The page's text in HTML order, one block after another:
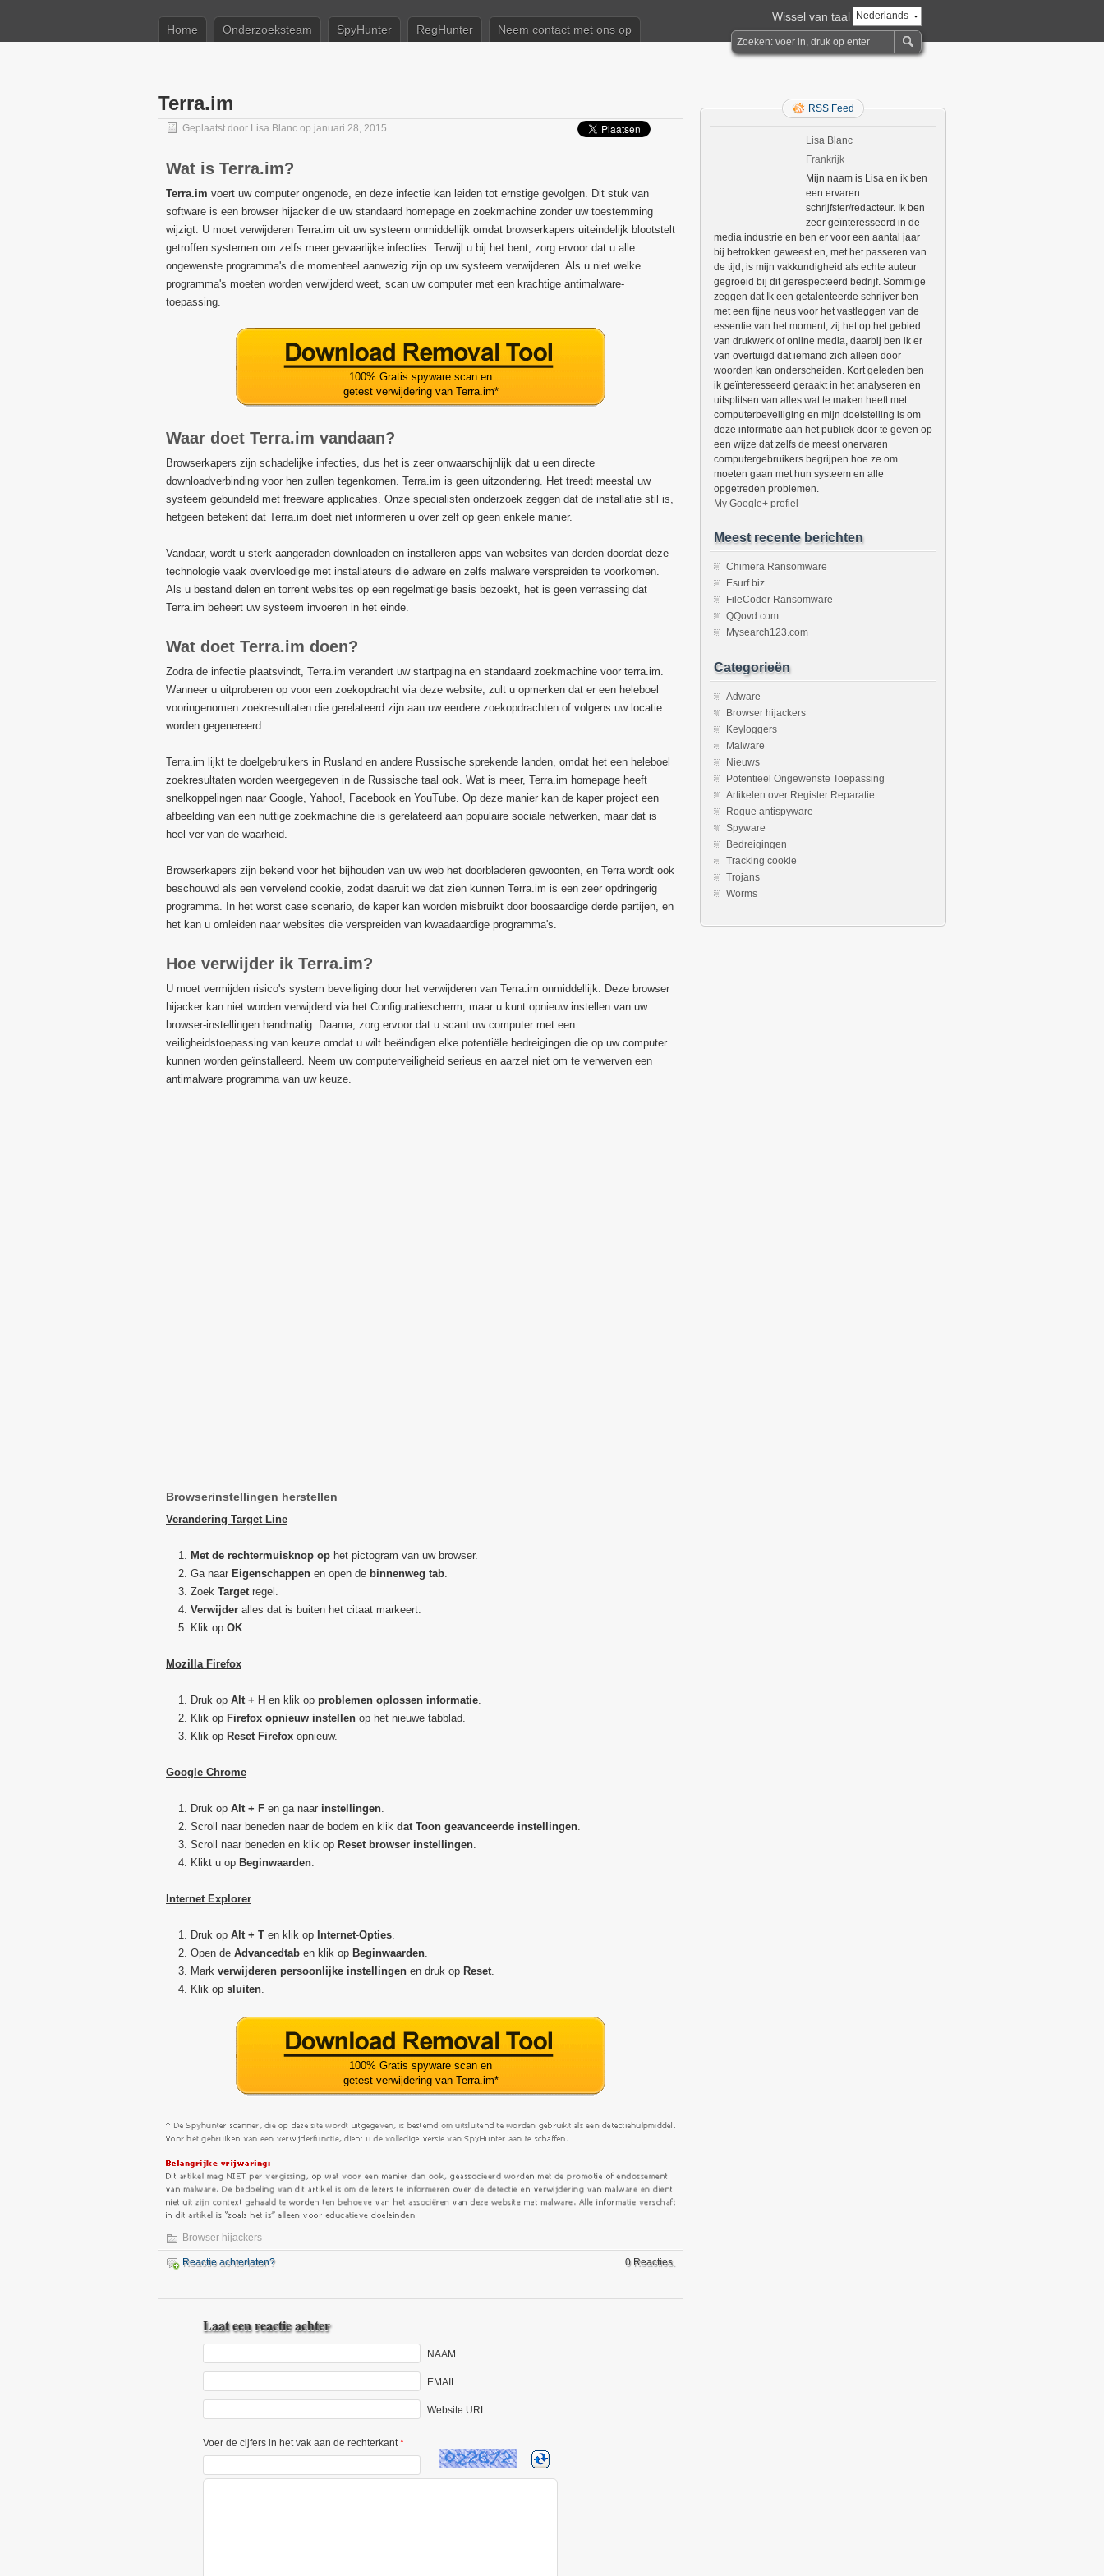
Nederlands
Wissel van taal
Home
Onderzoeksteam SpyHunter RegHunter Neem contact met ons op
Terra.im
Geplaatst door Lisa Blanc op januari 28, 2015
Wat is Terra.im?
Terra.im voert uw computer ongenode, en deze infectie kan leiden tot ernstige gevolgen. Dit stuk van
software is een browser hijacker die uw standaard homepage en zoekmachine zonder uw toestemming
wijzigt. U moet verwijderen Terra.im uit uw systeem onmiddellijk omdat browserkapers uiteindelijk blootstelt
getroffen systemen om zelfs meer gevaarlijke infecties. Terwijl u bij het bent, zorg ervoor dat u alle
ongewenste programma's die momenteel aanwezig zijn op uw systeem verwijderen. Als u niet welke
programma's moeten worden verwijderd weet, scan uw computer met een krachtige antimalware-
toepassing.
100% Gratis spyware scan en
getest verwijdering van Terra.im*
Waar doet Terra.im vandaan?
Browserkapers zijn schadelijke infecties, dus het is zeer onwaarschijnlijk dat u een directe
downloadverbinding voor hen zullen tegenkomen. Terra.im is geen uitzondering. Het treedt meestal uw
systeem gebundeld met freeware applicaties. Onze specialisten onderzoek zeggen dat de installatie stil is,
hetgeen betekent dat Terra.im doet niet informeren u over zelf op geen enkele manier.
Vandaar, wordt u sterk aangeraden downloaden en installeren apps van websites van derden doordat deze
technologie vaak overvloedige met installateurs die adware en zelfs malware verspreiden te voorkomen.
Als u bestand delen en torrent websites op een regelmatige basis bezoekt, het is geen verrassing dat
Terra.im beheert uw systeem invoeren in het einde.
Wat doet Terra.im doen?
Zodra de infectie plaatsvindt, Terra.im verandert uw startpagina en standaard zoekmachine voor terra.im.
Wanneer u uitproberen op voor een zoekopdracht via deze website, zult u opmerken dat er een heleboel
vooringenomen zoekresultaten die gerelateerd zijn aan uw eerdere zoekopdrachten of volgens uw locatie
worden gegenereerd.
Terra.im lijkt te doelgebruikers in Rusland en andere Russische sprekende landen, omdat het een heleboel
zoekresultaten worden weergegeven in de Russische taal ook. Wat is meer, Terra.im homepage heeft
snelkoppelingen naar Google, Yahoo!, Facebook en YouTube. Op deze manier kan de kaper project een
afbeelding van een nuttige zoekmachine die is gerelateerd aan populaire sociale netwerken, maar dat is
heel ver van de waarheid.
Browserkapers zijn bekend voor het bijhouden van uw web het doorbladeren gewoonten, en Terra wordt ook
beschouwd als een vervelend cookie, zodat daaruit we dat zien kunnen Terra.im is een zeer opdringerig
programma. In het worst case scenario, de kaper kan worden misbruikt door boosaardige derde partijen, en
het kan u omleiden naar websites die verspreiden van kwaadaardige programma's.
Hoe verwijder ik Terra.im?
U moet vermijden risico's system beveiliging door het verwijderen van Terra.im onmiddellijk. Deze browser
hijacker kan niet worden verwijderd via het Configuratiescherm, maar u kunt opnieuw instellen van uw
browser-instellingen handmatig. Daarna, zorg ervoor dat u scant uw computer met een
veiligheidstoepassing van keuze omdat u wilt beëindigen elke potentiële bedreigingen die op uw computer
kunnen worden geïnstalleerd. Neem uw computerveiligheid serieus en aarzel niet om te verwerven een
antimalware programma van uw keuze.
Browserinstellingen herstellen
Verandering Target Line
Met de rechtermuisknop op het pictogram van uw browser.
Ga naar Eigenschappen en open de binnenweg tab.
Zoek Targetregel.
Verwijder alles dat is buiten het citaat markeert.
Klik op OK.
Mozilla Firefox
Druk op Alt + H en klik op problemen oplossen informatie.
Klik op Firefox opnieuw instellen op het nieuwe tabblad.
Klik op Reset Firefox opnieuw.
Google Chrome
Druk op Alt + F en ga naar instellingen.
Scroll naar beneden naar de bodem en klik dat Toon geavanceerde instellingen.
Scroll naar beneden en klik op Reset browser instellingen.
Klikt u op Beginwaarden.
Internet Explorer
Druk op Alt + T en klik op Internet-Opties.
Open de Advancedtab en klik op Beginwaarden.
Mark verwijderen persoonlijke instellingen en druk op Reset.
Klik op sluiten.
100% Gratis spyware scan en
getest verwijdering van Terra.im*
Browser hijackers
Reactie achterlaten? 0 Reacties.
Laat een reactie achter
NAAM
EMAIL
Website URL
Voer de cijfers in het vak aan de rechterkant*
RSS Feed
Lisa Blanc
Frankrijk
Mijn naam is Lisa en ik ben
een ervaren
schrijfster/redacteur. Ik ben
zeer geïnteresseerd in de
media industrie en ben er voor een aantal jaar
bij betrokken geweest en, met het passeren van
de tijd, is mijn vakkundigheid als echte auteur
gegroeid bij dit gerespecteerd bedrijf. Sommige
zeggen dat Ik een getalenteerde schrijver ben
met een fijne neus voor het vastleggen van de
essentie van het moment, zij het op het gebied
van drukwerk of online media, daarbij ben ik er
van overtuigd dat iemand zich alleen door
woorden kan onderscheiden. Kort geleden ben
ik geïnteresseerd geraakt in het analyseren en
uitsplitsen van alles wat te maken heeft met
computerbeveiliging en mijn doelstelling is om
deze informatie aan het publiek door te geven op
een wijze dat zelfs de meest onervaren
computergebruikers begrijpen hoe ze om
moeten gaan met hun systeem en alle
opgetreden problemen.
My Google+ profiel
Meest recente berichten
Chimera Ransomware
Esurf.biz
FileCoder Ransomware
QQovd.com
Mysearch123.com
Categorieën
Adware
Browser hijackers
Keyloggers
Malware
Nieuws
Potentieel Ongewenste Toepassing
Artikelen over Register Reparatie
Rogue antispyware
Spyware
Bedreigingen
Tracking cookie
Trojans
Worms